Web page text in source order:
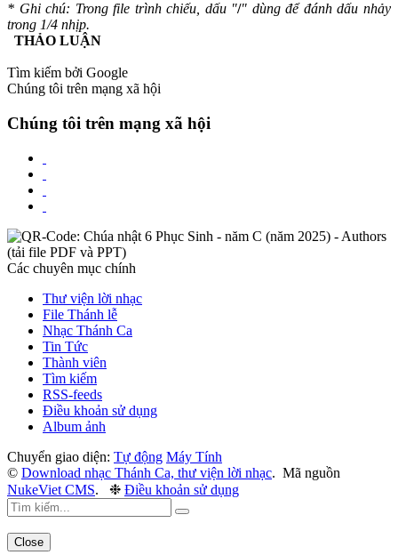
* Ghi chú: Trong file trình chiếu, dấu "/" dùng để đánh dấu nhảy
trong 1/4 nhịp.
THẢO LUẬN
Tìm kiếm bởi Google
Chúng tôi trên mạng xã hội
Chúng tôi trên mạng xã hội
Các chuyên mục chính
Thư viện lời nhạc
File Thánh lễ
Nhạc Thánh Ca
Tin Tức
Thành viên
Tìm kiếm
RSS-feeds
Điều khoản sử dụng
Album ảnh
Chuyển giao diện: Tự động Máy Tính
© Download nhạc Thánh Ca, thư viện lời nhạc. Mã nguồn
NukeViet CMS. ❉ Điều khoản sử dụng
Close